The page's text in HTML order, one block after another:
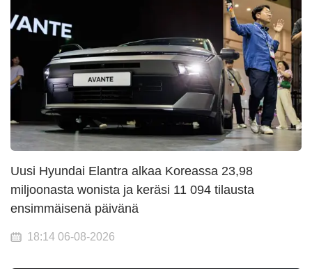
Uusi Hyundai Elantra alkaa Koreassa 23,98
miljoonasta wonista ja keräsi 11 094 tilausta
ensimmäisenä päivänä
18:14 06-08-2026